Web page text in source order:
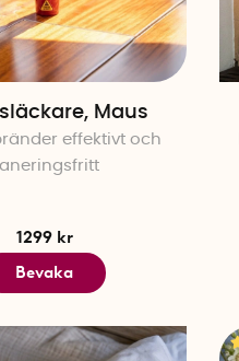
Maus
effektivt och
1299 kr
Bevaka